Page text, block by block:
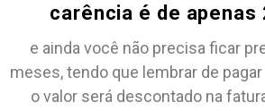
carência é de apenas
e ainda você não precisa ficar
meses, tendo que lembrar de
o valor será descontado na